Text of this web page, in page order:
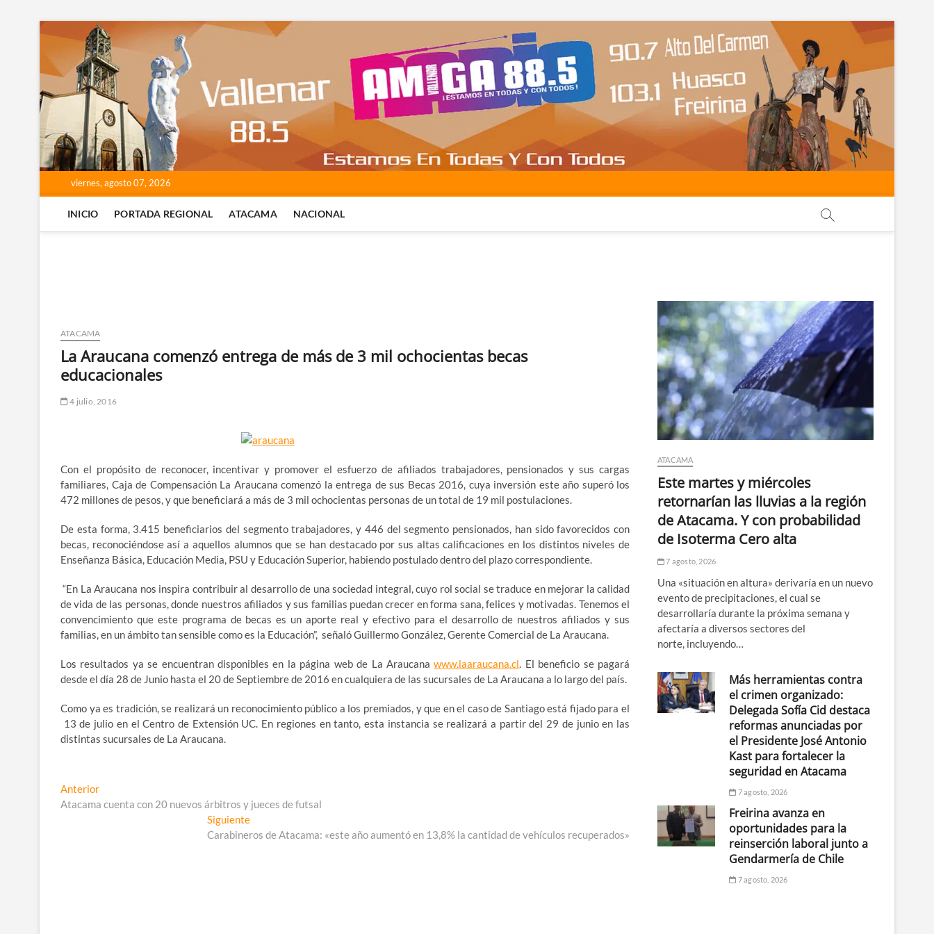
contenido
viernes, agosto 07, 2026
INICIO PORTADA REGIONAL ATACAMA NACIONAL
ATACAMA
La Araucana comenzó entrega de más de 3 mil ochocientas becas
educacionales
4 julio, 2016
Con el propósito de reconocer, incentivar y promover el esfuerzo de afiliados trabajadores, pensionados y sus cargas
familiares, Caja de Compensación La Araucana comenzó la entrega de sus Becas 2016, cuya inversión este año superó los
472 millones de pesos, y que beneficiará a más de 3 mil ochocientas personas de un total de 19 mil postulaciones.
De esta forma, 3.415 beneficiarios del segmento trabajadores, y 446 del segmento pensionados, han sido favorecidos con
becas, reconociéndose así a aquellos alumnos que se han destacado por sus altas calificaciones en los distintos niveles de
Enseñanza Básica, Educación Media, PSU y Educación Superior, habiendo postulado dentro del plazo correspondiente.
“En La Araucana nos inspira contribuir al desarrollo de una sociedad integral, cuyo rol social se traduce en mejorar la calidad
de vida de las personas, donde nuestros afiliados y sus familias puedan crecer en forma sana, felices y motivadas. Tenemos el
convencimiento que este programa de becas es un aporte real y efectivo para el desarrollo de nuestros afiliados y sus
familias, en un ámbito tan sensible como es la Educación”, señaló Guillermo González, Gerente Comercial de La Araucana.
Los resultados ya se encuentran disponibles en la página web de La Araucanawww.laaraucana.cl. El beneficio se pagará
desde el día 28 de Junio hasta el 20 de Septiembre de 2016 en cualquiera de las sucursales de La Araucana a lo largo del país.
Como ya es tradición, se realizará un reconocimiento público a los premiados, y que en el caso de Santiago está fijado para el
13 de julio en el Centro de Extensión UC. En regiones en tanto, esta instancia se realizará a partir del 29 de junio en las
distintas sucursales de La Araucana.
Navegación
de
AnteriorEntrada
anterior:
Atacama cuenta con 20 nuevos árbitros y jueces de futsal
SiguienteEntrada
siguiente:
Carabineros de Atacama: «este año aumentó en 13,8% la cantidad de vehículos recuperados»
ATACAMA
Este martes y miércoles
retornarían las lluvias a la región
de Atacama. Y con probabilidad
de Isoterma Cero alta
7 agosto, 2026
Una «situación en altura» derivaría en un nuevo
evento de precipitaciones, el cual se
desarrollaría durante la próxima semana y
afectaría a diversos sectores del
norte, incluyendo…
Más herramientas contra
el crimen organizado:
Delegada Sofía Cid destaca
reformas anunciadas por
el Presidente José Antonio
Kast para fortalecer la
seguridad en Atacama
7 agosto, 2026
Freirina avanza en
oportunidades para la
reinserción laboral junto a
Gendarmería de Chile
7 agosto, 2026